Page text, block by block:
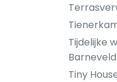
Tijdelijke
Barneveld
Tiny